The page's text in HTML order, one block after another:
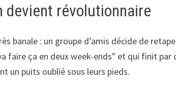
devient révolutionnaire
banale : un groupe d’amis décide de
faire ça en deux week-ends" et qui finit par
un puits oublié sous leurs pieds.